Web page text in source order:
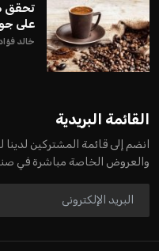
على
خالد
القائمة البريدية
انضم إلى قائمة المشتركين
والعروض الخاصة مباشرة في